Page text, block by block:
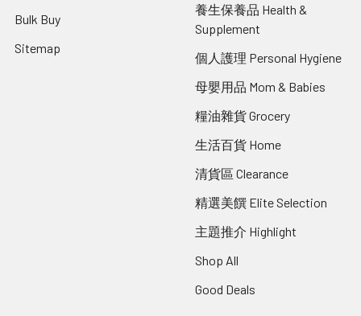
Bulk Buy
Sitemap
養生保養品 Health &
Supplement
個人護理 Personal Hygiene
母嬰用品 Mom & Babies
糧油雜貨 Grocery
生活百貨 Home
清貨區 Clearance
精選美饌 Elite Selection
主題推介 Highlight
Shop All
Good Deals